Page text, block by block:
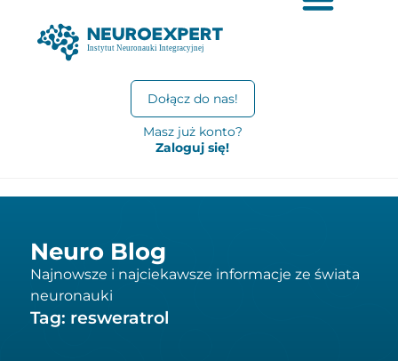
Dołącz do nas!
Masz już konto?
Zaloguj się!
Neuro Blog
Najnowsze i najciekawsze informacje ze świata
neuronauki
Tag: resweratrol